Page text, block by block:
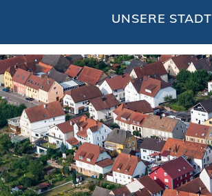
UNSERE STADT